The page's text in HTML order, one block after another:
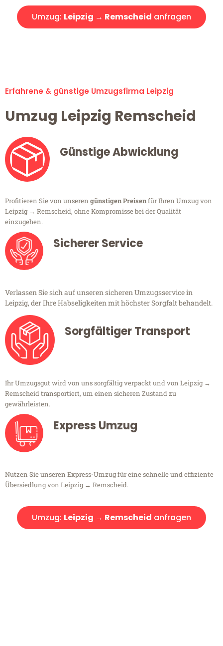
Umzug: Leipzig → Remscheid anfragen
Erfahrene & günstige Umzugsfirma Leipzig
Umzug Leipzig Remscheid
Günstige Abwicklung
Profitieren Sie von unseren günstigen Preisenfür Ihren Umzug von
Leipzig → Remscheid, ohne Kompromisse bei der Qualität
einzugehen.
Sicherer Service
Verlassen Sie sich auf unseren sicheren Umzugsservice in
Leipzig, der Ihre Habseligkeiten mit höchster Sorgfalt behandelt.
Sorgfältiger Transport
Ihr Umzugsgut wird von uns sorgfältig verpackt und von Leipzig →
Remscheid transportiert, um einen sicheren Zustand zu
gewährleisten.
Express Umzug
Nutzen Sie unseren Express-Umzug für eine schnelle und effiziente
Übersiedlung von Leipzig → Remscheid.
Umzug: Leipzig → Remscheid anfragen